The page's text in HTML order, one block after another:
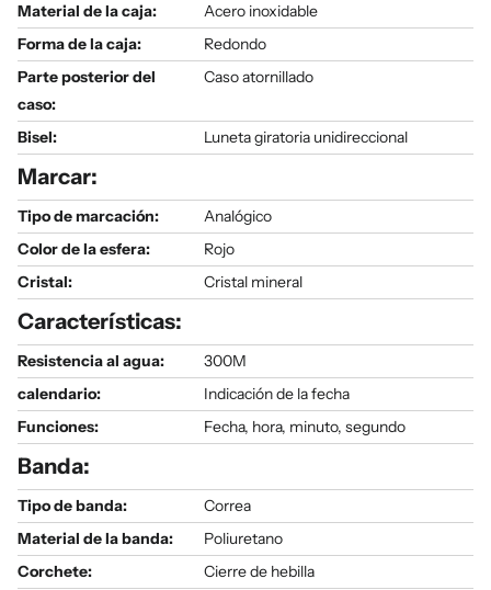
Material de la caja:
Acero inoxidable
Forma de la caja:
Redondo
Parte posterior del
caso:
Caso atornillado
Bisel: Luneta giratoria unidireccional
Marcar:
Tipo de marcación:
Analógico
Color de la esfera:
Rojo
Cristal:
Cristal mineral
Características:
Resistencia al agua:
300M
calendario:
Indicación de la fecha
Funciones:
Fecha, hora, minuto, segundo
Banda:
Tipo de banda:
Correa
Material de la banda:
Poliuretano
Corchete:
Cierre de hebilla